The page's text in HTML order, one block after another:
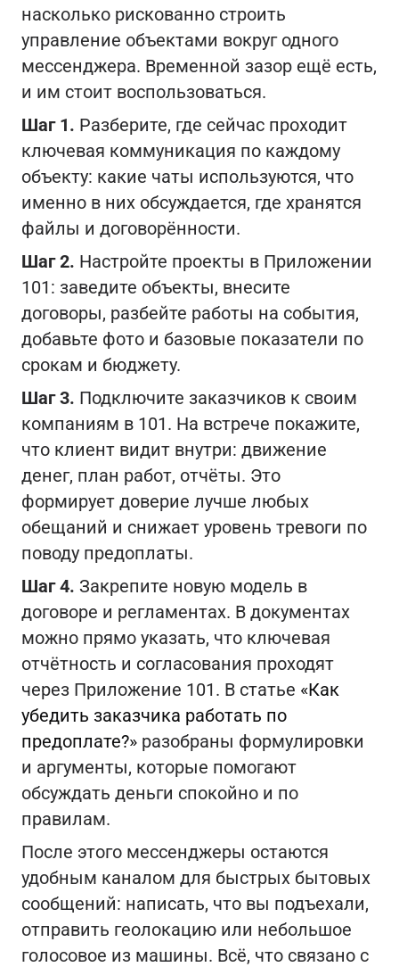
насколько рискованно строить
управление объектами вокруг одного
мессенджера. Временной зазор ещё есть,
и им стоит воспользоваться.
Шаг 1. Разберите, где сейчас проходит
ключевая коммуникация по каждому
объекту: какие чаты используются, что
именно в них обсуждается, где хранятся
файлы и договорённости.
Шаг 2. Настройте проекты в Приложении
101: заведите объекты, внесите
договоры, разбейте работы на события,
добавьте фото и базовые показатели по
срокам и бюджету.
Шаг 3. Подключите заказчиков к своим
компаниям в 101. На встрече покажите,
что клиент видит внутри: движение
денег, план работ, отчёты. Это
формирует доверие лучше любых
обещаний и снижает уровень тревоги по
поводу предоплаты.
Шаг 4. Закрепите новую модель в
договоре и регламентах. В документах
можно прямо указать, что ключевая
отчётность и согласования проходят
через Приложение 101. В статье «Как
убедить заказчика работать по
предоплате?» разобраны формулировки
и аргументы, которые помогают
обсуждать деньги спокойно и по
правилам.
После этого мессенджеры остаются
удобным каналом для быстрых бытовых
сообщений: написать, что вы подъехали,
отправить геолокацию или небольшое
голосовое из машины. Всё, что связано с